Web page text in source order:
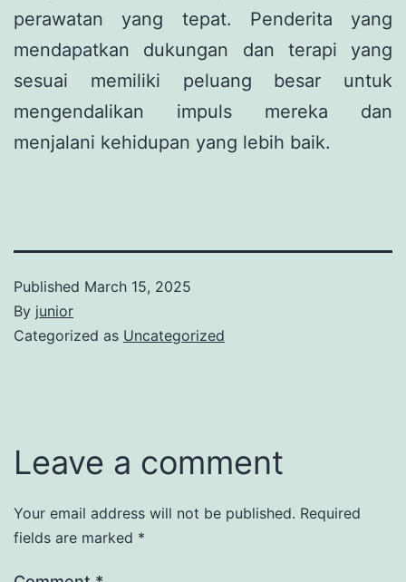
perawatan yang tepat. Penderita yang
mendapatkan dukungan dan terapi yang
sesuai memiliki peluang besar untuk
mengendalikan impuls mereka dan
menjalani kehidupan yang lebih baik.
Published March 15, 2025
By junior
Categorized as Uncategorized
Leave a comment
Your email address will not be published. Required
fields are marked *